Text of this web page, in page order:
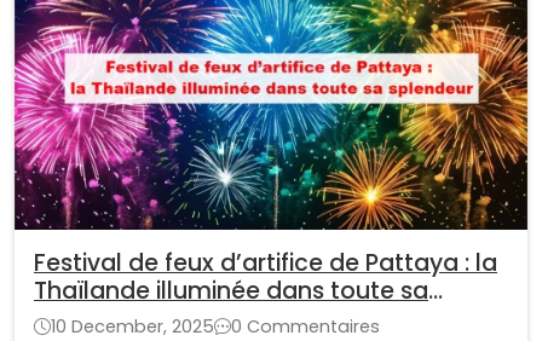
Festival de feux d’artifice de Pattaya : la
Thaïlande illuminée dans toute sa
splendeur
10 December, 2025
0 Commentaires